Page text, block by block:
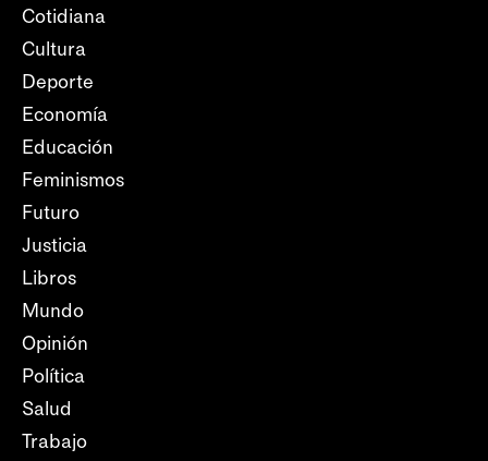
Cotidiana
Cultura
Deporte
Economía
Educación
Feminismos
Futuro
Justicia
Libros
Mundo
Opinión
Política
Salud
Trabajo